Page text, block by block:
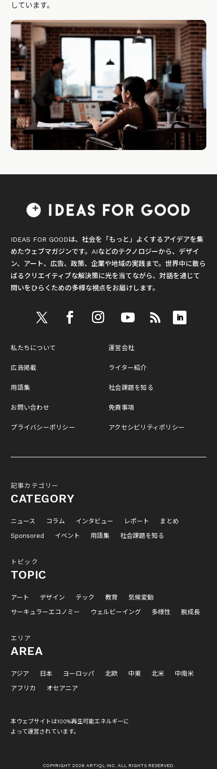
しています。
IDEAS FOR GOODは、社会を「もっと」よくするアイデアを集
めたウェブマガジンです。AIなどのテクノロジーから、デザイ
ン、アート、広告、政策、企業や地域の実践まで。世界中に散ら
ばるクリエイティブな解決策に光を当てながら、対話を通じて
問いをひらくための多様な視点をお届けします。
私たちについて
広告掲載
用語集
お問い合わせ
プライバシーポリシー
運営会社
ライター紹介
社会課題を知る
免責事項
アクセシビリティポリシー
記事カテゴリー
CATEGORY
ニュース コラム インタビュー レポート
まとめ
Sponsored
イベント 用語集 社会課題を知る
トピック
TOPIC
アート デザイン テック 教育
気候変動
サーキュラーエコノミー
ウェルビーイング 多様性 脱成長
エリア
AREA
アジア 日本 ヨーロッパ 北欧 中東 北米
中南米
アフリカ
オセアニア
本ウェブサイトは100%再生可能エネルギーに
よって運営されています。
COPYRIGHT 2026 ARTIQL INC. ALL RIGHTS RESERVED.